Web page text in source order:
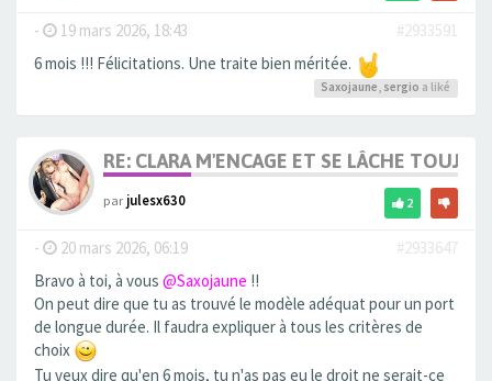
- 19 mars 2026, 18:43
#2933591
6 mois !!! Félicitations. Une traite bien méritée.
Saxojaune, sergio a liké
RE: CLARA M'ENCAGE ET SE LÂCHE
parjulesx630 2
- 20 mars 2026, 06:19
#2933647
Bravo à toi, à vous @Saxojaune !!
On peut dire que tu as trouvé le modèle adéquat pour un port
de longue durée. Il faudra expliquer à tous les critères de
choix
Tu veux dire qu'en 6 mois, tu n'as pas eu le droit ne serait-ce